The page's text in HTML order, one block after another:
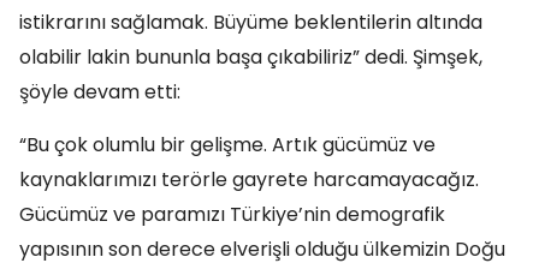
istikrarını sağlamak. Büyüme beklentilerin altında
olabilir lakin bununla başa çıkabiliriz” dedi. Şimşek,
şöyle devam etti:
“Bu çok olumlu bir gelişme. Artık gücümüz ve
kaynaklarımızı terörle gayrete harcamayacağız.
Gücümüz ve paramızı Türkiye’nin demografik
yapısının son derece elverişli olduğu ülkemizin Doğu